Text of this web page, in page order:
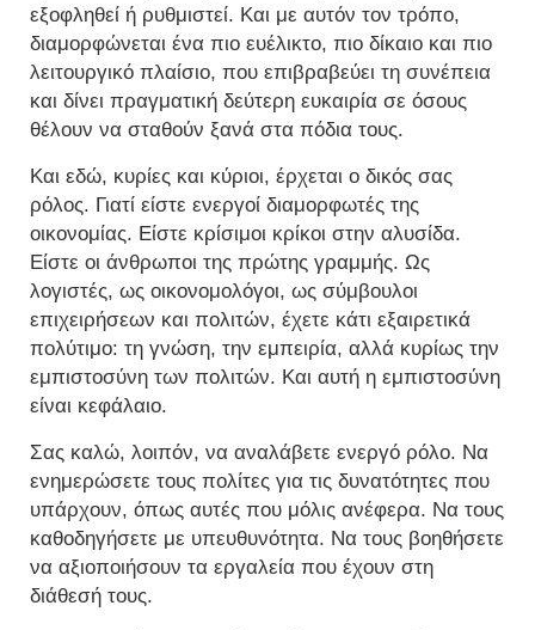
εξοφληθεί ή ρυθμιστεί. Και με αυτόν τον τρόπο,
διαμορφώνεται ένα πιο ευέλικτο, πιο δίκαιο και πιο
λειτουργικό πλαίσιο, που επιβραβεύει τη συνέπεια
και δίνει πραγματική δεύτερη ευκαιρία σε όσους
θέλουν να σταθούν ξανά στα πόδια τους.
Και εδώ, κυρίες και κύριοι, έρχεται ο δικός σας
ρόλος. Γιατί είστε ενεργοί διαμορφωτές της
οικονομίας. Είστε κρίσιμοι κρίκοι στην αλυσίδα.
Είστε οι άνθρωποι της πρώτης γραμμής. Ως
λογιστές, ως οικονομολόγοι, ως σύμβουλοι
επιχειρήσεων και πολιτών, έχετε κάτι εξαιρετικά
πολύτιμο: τη γνώση, την εμπειρία, αλλά κυρίως την
εμπιστοσύνη των πολιτών. Και αυτή η εμπιστοσύνη
είναι κεφάλαιο.
Σας καλώ, λοιπόν, να αναλάβετε ενεργό ρόλο. Να
ενημερώσετε τους πολίτες για τις δυνατότητες που
υπάρχουν, όπως αυτές που μόλις ανέφερα. Να τους
καθοδηγήσετε με υπευθυνότητα. Να τους βοηθήσετε
να αξιοποιήσουν τα εργαλεία που έχουν στη
διάθεσή τους.